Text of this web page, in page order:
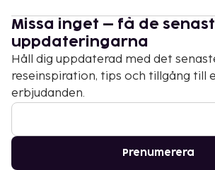
Missa inget – få de
uppdateringarna
Håll dig uppdaterad med det
reseinspiration, tips och tillgång till
erbjudanden.
Prenumerera